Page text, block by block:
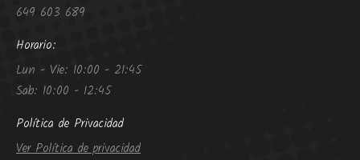
649 603 689
Horario:
Lun - Vie: 10:00 - 21:45
Sab: 10:00 - 12:45
Política de Privacidad
Ver Política de privacidad